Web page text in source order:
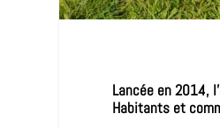
Lancée en 2014,
Habitants et